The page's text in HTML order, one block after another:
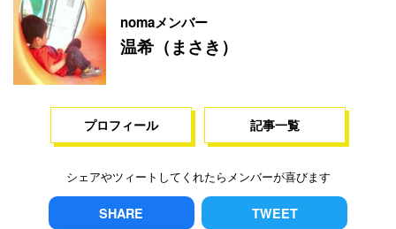
nomaメンバー
温希（まさき）
プロフィール 記事一覧
シェアやツィートしてくれたらメンバーが喜びます
SHARE TWEET